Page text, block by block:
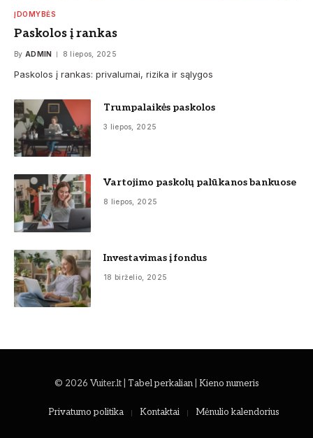
ĮDOMYBĖS
Paskolos į rankas
By ADMIN 8 liepos, 2025
Paskolos į rankas: privalumai, rizika ir sąlygos
Trumpalaikės paskolos
3 liepos, 2025
Vartojimo paskolų palūkanos bankuose
8 liepos, 2025
Investavimas į fondus
18 birželio, 2025
© 2026 Vuiter.lt | Tabel perkalian| Kieno numeris
Privatumo politika Kontaktai Mėnulio kalendorius